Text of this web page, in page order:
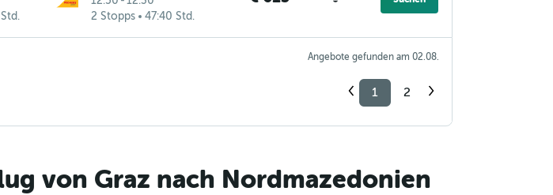
2 Stopps
47:40 Std.
Angebote gefunden am 02.08.
1 2
von Graz nach Nordmazedonien